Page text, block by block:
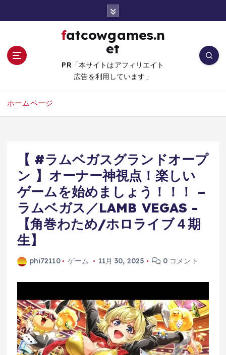
fatcowgames.n
et
PR「本サイトはアフィリエイト
広告を利用しています」
ホームページ
【 #ラムベガスグランドオープ
ン 】オーナー神視点！楽しい
ゲームを始めましょう！！！ –
ラムベガス／LAMB VEGAS -
【角巻わため/ホロライブ４期
生】
phi72110 ゲーム 11月 30, 2025 0 コメント